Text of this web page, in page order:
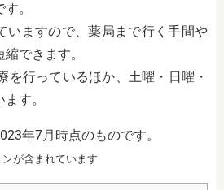
。
いますので、薬局まで行く手間や
できます。
を行っているほか、土曜・日曜・
す。
年7月時点のものです。
が含まれています